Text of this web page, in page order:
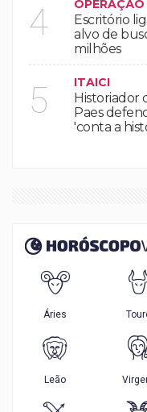
4
Escritório
alvo de
milhões
5 ITAICI
Historiador
Paes
'conta a